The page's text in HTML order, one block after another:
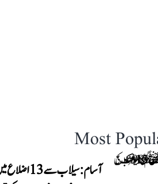
Most